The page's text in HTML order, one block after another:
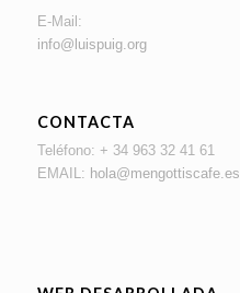
E-Mail:
info@luispuig.org
CONTACTA
Teléfono: + 34 963 32 41 61
EMAIL: hola@mengottiscafe.es